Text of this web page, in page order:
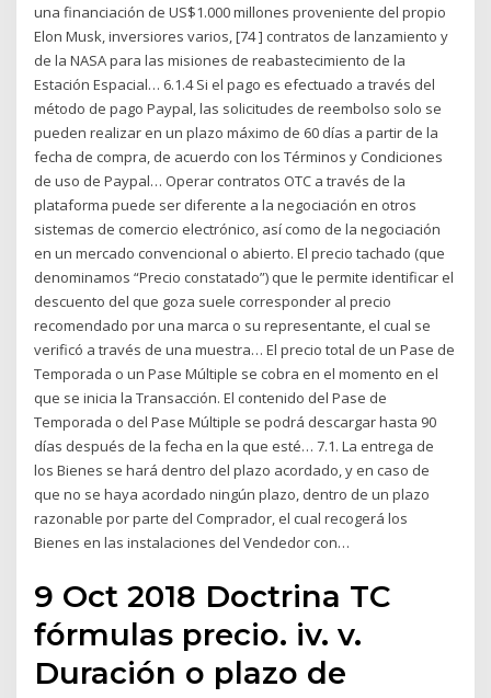
una financiación de US$1.000 millones proveniente del propio
Elon Musk, inversiores varios, [74 ] contratos de lanzamiento y
de la NASA para las misiones de reabastecimiento de la
Estación Espacial… 6.1.4 Si el pago es efectuado a través del
método de pago Paypal, las solicitudes de reembolso solo se
pueden realizar en un plazo máximo de 60 días a partir de la
fecha de compra, de acuerdo con los Términos y Condiciones
de uso de Paypal… Operar contratos OTC a través de la
plataforma puede ser diferente a la negociación en otros
sistemas de comercio electrónico, así como de la negociación
en un mercado convencional o abierto. El precio tachado (que
denominamos “Precio constatado”) que le permite identificar el
descuento del que goza suele corresponder al precio
recomendado por una marca o su representante, el cual se
verificó a través de una muestra… El precio total de un Pase de
Temporada o un Pase Múltiple se cobra en el momento en el
que se inicia la Transacción. El contenido del Pase de
Temporada o del Pase Múltiple se podrá descargar hasta 90
días después de la fecha en la que esté… 7.1. La entrega de
los Bienes se hará dentro del plazo acordado, y en caso de
que no se haya acordado ningún plazo, dentro de un plazo
razonable por parte del Comprador, el cual recogerá los
Bienes en las instalaciones del Vendedor con…
9 Oct 2018 Doctrina TC
fórmulas precio. iv. v.
Duración o plazo de